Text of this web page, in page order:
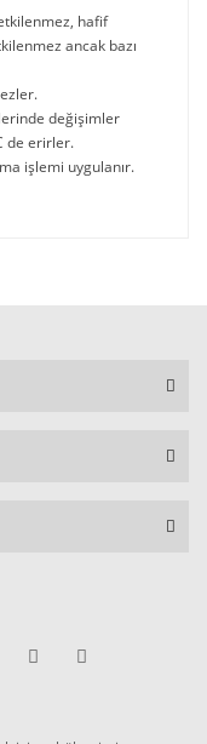
hafif
ancak bazı
değişimler
de erirler.
işlemi uygulanır.